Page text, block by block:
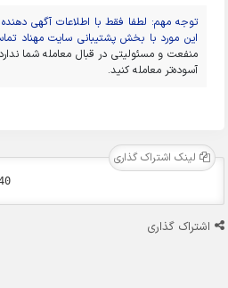
توجه مهم: لطفا فقط با اطلاعات آگهی
این مورد با بخش پشتیبانی سایت مهناد
منفعت و مسئولیتی در قبال معامله شما
آسوده‌تر معامله کنید.
لینک اشتراک گذاری
اشتراک گذاری